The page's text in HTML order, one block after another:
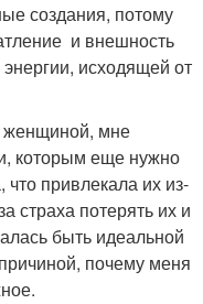
создания, потому
и внешность
исходящей от
женщиной, мне
которым еще нужно
что привлекала их из-
страха потерять их и
быть идеальной
почему меня